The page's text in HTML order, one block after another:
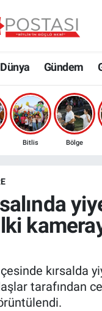
Dünya Gündem
Bitlis Bölge
kırsalda
tarafından
Haritası
Durumu ve Fikstür